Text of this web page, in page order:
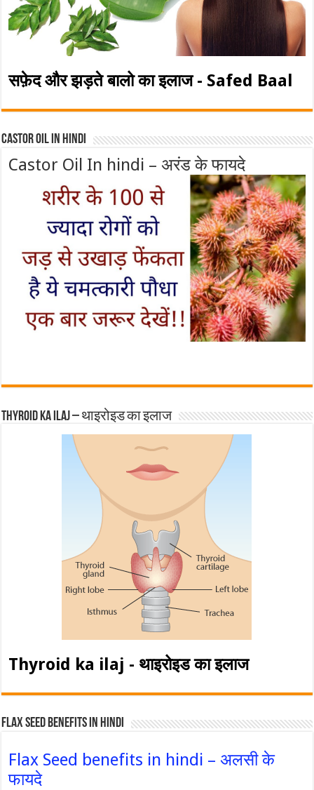
सफ़ेद और झड़ते बालो का इलाज - Safed Baal
Castor Oil In Hindi
Castor Oil In hindi – अरंड के फायदे
Thyroid ka ilaj – थाइरोइड का इलाज
Thyroid ka ilaj - थाइरोइड का इलाज
Flax Seed Benefits in hindi
Flax Seed benefits in hindi – अलसी के
फायदे